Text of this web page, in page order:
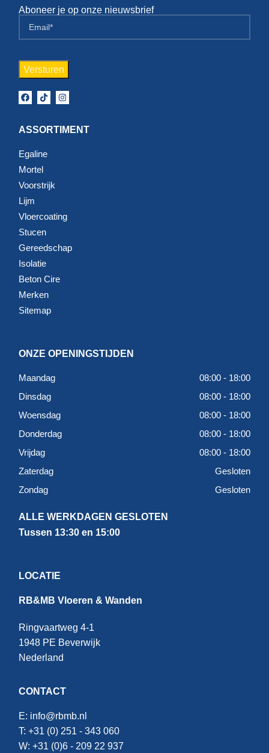
Aboneer je op onze nieuwsbrief
ASSORTIMENT
Egaline
Mortel
Voorstrijk
Lijm
Vloercoating
Stucen
Gereedschap
Isolatie
Beton Cire
Merken
Sitemap
ONZE OPENINGSTIJDEN
Maandag
08:00 - 18:00
Dinsdag
08:00 - 18:00
Woensdag
08:00 - 18:00
Donderdag
08:00 - 18:00
Vrijdag
08:00 - 18:00
Zaterdag
Gesloten
Zondag
Gesloten
ALLE WERKDAGEN GESLOTEN
Tussen 13:30 en 15:00
LOCATIE
RB&MB Vloeren & Wanden
Ringvaartweg 4-1
1948 PE Beverwijk
Nederland
CONTACT
E: info@rbmb.nl
T: +31 (0) 251 - 343 060
W: +31 (0)6 - 209 22 937